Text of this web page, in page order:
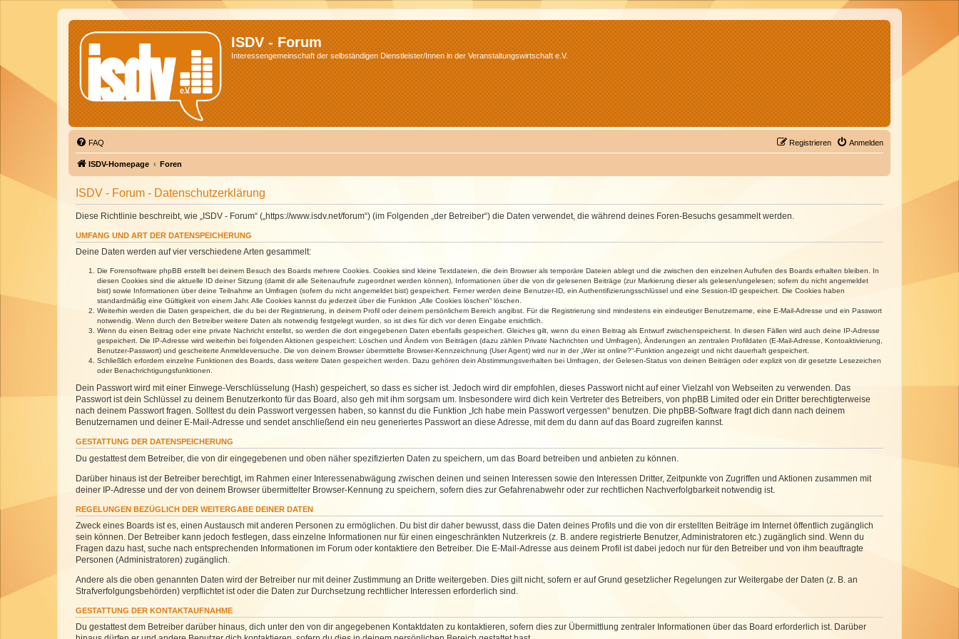
ISDV - Forum
Interessengemeinschaft der selbständigen Dienstleister/Innen in der Veranstaltungswirtschaft e.V.
FAQ Anmelden
Registrieren
ISDV-Homepage Foren
ISDV - Forum - Datenschutzerklärung
Diese Richtlinie beschreibt, wie „ISDV - Forum“ („https://www.isdv.net/forum“) (im Folgenden „der Betreiber“) die Daten verwendet, die während deines Foren-Besuchs gesammelt werden.
UMFANG UND ART DER DATENSPEICHERUNG
Deine Daten werden auf vier verschiedene Arten gesammelt:
Die Forensoftware phpBB erstellt bei deinem Besuch des Boards mehrere Cookies. Cookies sind kleine Textdateien, die dein Browser als temporäre Dateien ablegt und die zwischen den einzelnen Aufrufen des Boards erhalten bleiben. In
diesen Cookies sind die aktuelle ID deiner Sitzung (damit dir alle Seitenaufrufe zugeordnet werden können), Informationen über die von dir gelesenen Beiträge (zur Markierung dieser als gelesen/ungelesen; sofern du nicht angemeldet
bist) sowie Informationen über deine Teilnahme an Umfragen (sofern du nicht angemeldet bist) gespeichert. Ferner werden deine Benutzer-ID, ein Authentifizierungsschlüssel und eine Session-ID gespeichert. Die Cookies haben
standardmäßig eine Gültigkeit von einem Jahr. Alle Cookies kannst du jederzeit über die Funktion „Alle Cookies löschen“ löschen.
Weiterhin werden die Daten gespeichert, die du bei der Registrierung, in deinem Profil oder deinem persönlichem Bereich angibst. Für die Registrierung sind mindestens ein eindeutiger Benutzername, eine E-Mail-Adresse und ein Passwort
notwendig. Wenn durch den Betreiber weitere Daten als notwendig festgelegt wurden, so ist dies für dich vor deren Eingabe ersichtlich.
Wenn du einen Beitrag oder eine private Nachricht erstellst, so werden die dort eingegebenen Daten ebenfalls gespeichert. Gleiches gilt, wenn du einen Beitrag als Entwurf zwischenspeicherst. In diesen Fällen wird auch deine IP-Adresse
gespeichert. Die IP-Adresse wird weiterhin bei folgenden Aktionen gespeichert: Löschen und Ändern von Beiträgen (dazu zählen Private Nachrichten und Umfragen), Änderungen an zentralen Profildaten (E-Mail-Adresse, Kontoaktivierung,
Benutzer-Passwort) und gescheiterte Anmeldeversuche. Die von deinem Browser übermittelte Browser-Kennzeichnung (User Agent) wird nur in der „Wer ist online?“-Funktion angezeigt und nicht dauerhaft gespeichert.
Schließlich erfordern einzelne Funktionen des Boards, dass weitere Daten gespeichert werden. Dazu gehören dein Abstimmungsverhalten bei Umfragen, der Gelesen-Status von deinen Beiträgen oder explizit von dir gesetzte Lesezeichen
oder Benachrichtigungsfunktionen.
Dein Passwort wird mit einer Einwege-Verschlüsselung (Hash) gespeichert, so dass es sicher ist. Jedoch wird dir empfohlen, dieses Passwort nicht auf einer Vielzahl von Webseiten zu verwenden. Das
Passwort ist dein Schlüssel zu deinem Benutzerkonto für das Board, also geh mit ihm sorgsam um. Insbesondere wird dich kein Vertreter des Betreibers, von phpBB Limited oder ein Dritter berechtigterweise
nach deinem Passwort fragen. Solltest du dein Passwort vergessen haben, so kannst du die Funktion „Ich habe mein Passwort vergessen“ benutzen. Die phpBB-Software fragt dich dann nach deinem
Benutzernamen und deiner E-Mail-Adresse und sendet anschließend ein neu generiertes Passwort an diese Adresse, mit dem du dann auf das Board zugreifen kannst.
GESTATTUNG DER DATENSPEICHERUNG
Du gestattest dem Betreiber, die von dir eingegebenen und oben näher spezifizierten Daten zu speichern, um das Board betreiben und anbieten zu können.
Darüber hinaus ist der Betreiber berechtigt, im Rahmen einer Interessenabwägung zwischen deinen und seinen Interessen sowie den Interessen Dritter, Zeitpunkte von Zugriffen und Aktionen zusammen mit
deiner IP-Adresse und der von deinem Browser übermittelter Browser-Kennung zu speichern, sofern dies zur Gefahrenabwehr oder zur rechtlichen Nachverfolgbarkeit notwendig ist.
REGELUNGEN BEZÜGLICH DER WEITERGABE DEINER DATEN
Zweck eines Boards ist es, einen Austausch mit anderen Personen zu ermöglichen. Du bist dir daher bewusst, dass die Daten deines Profils und die von dir erstellten Beiträge im Internet öffentlich zugänglich
sein können. Der Betreiber kann jedoch festlegen, dass einzelne Informationen nur für einen eingeschränkten Nutzerkreis (z. B. andere registrierte Benutzer, Administratoren etc.) zugänglich sind. Wenn du
Fragen dazu hast, suche nach entsprechenden Informationen im Forum oder kontaktiere den Betreiber. Die E-Mail-Adresse aus deinem Profil ist dabei jedoch nur für den Betreiber und von ihm beauftragte
Personen (Administratoren) zugänglich.
Andere als die oben genannten Daten wird der Betreiber nur mit deiner Zustimmung an Dritte weitergeben. Dies gilt nicht, sofern er auf Grund gesetzlicher Regelungen zur Weitergabe der Daten (z. B. an
Strafverfolgungsbehörden) verpflichtet ist oder die Daten zur Durchsetzung rechtlicher Interessen erforderlich sind.
GESTATTUNG DER KONTAKTAUFNAHME
Du gestattest dem Betreiber darüber hinaus, dich unter den von dir angegebenen Kontaktdaten zu kontaktieren, sofern dies zur Übermittlung zentraler Informationen über das Board erforderlich ist. Darüber